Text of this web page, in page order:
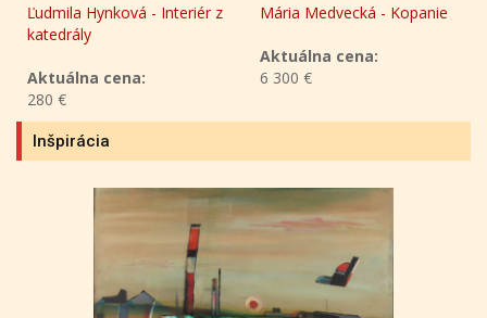
Ľudmila Hynková - Interiér z
katedrály
Aktuálna cena:
280 €
Mária Medvecká - Kopanie
Aktuálna cena:
6 300 €
Inšpirácia